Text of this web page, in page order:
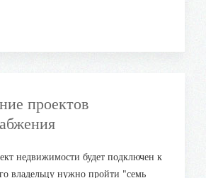
проектов
недвижимости будет подключен к
владельцу нужно пройти "семь